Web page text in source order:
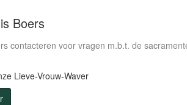
Boers
contacteren voor vragen m.b.t. de
Lieve-Vrouw-Waver